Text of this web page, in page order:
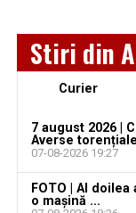
UNIREA
ROMÂNILOR
FORȚA
TOTAL
Stiri din
Curier
7 august 2026 |
Averse
07-08-2026 19:27
FOTO | Al
o mașină ...